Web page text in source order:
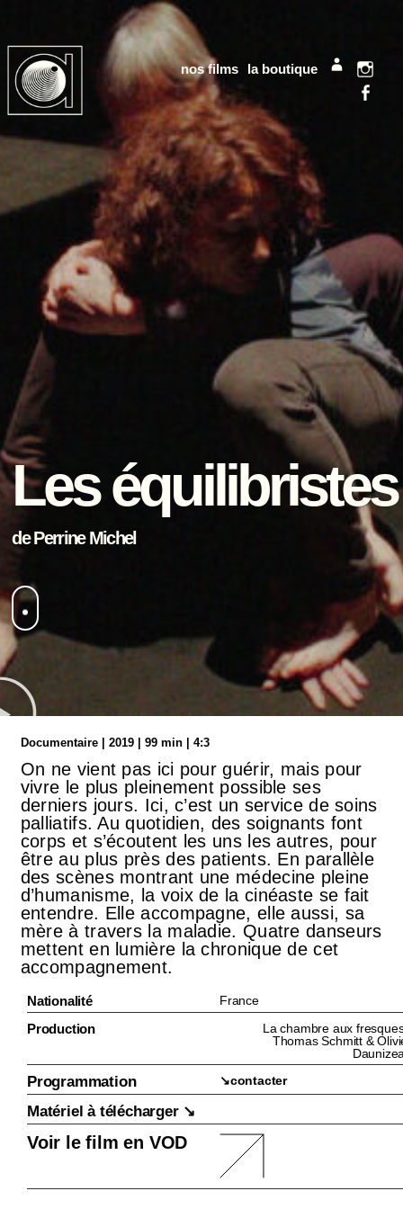
nos films la boutique mon compte
Les équilibristes
de Perrine Michel
Documentaire | 2019 | 99 min | 4:3
On ne vient pas ici pour guérir, mais pour
vivre le plus pleinement possible ses
derniers jours. Ici, c’est un service de soins
palliatifs. Au quotidien, des soignants font
corps et s’écoutent les uns les autres, pour
être au plus près des patients. En parallèle
des scènes montrant une médecine pleine
d’humanisme, la voix de la cinéaste se fait
entendre. Elle accompagne, elle aussi, sa
mère à travers la maladie. Quatre danseurs
mettent en lumière la chronique de cet
accompagnement.
Nationalité France
Production
La chambre aux
Thomas Schmitt &
Programmation ↘︎contacter
Matériel à télécharger ↘︎
Voir le film en VOD